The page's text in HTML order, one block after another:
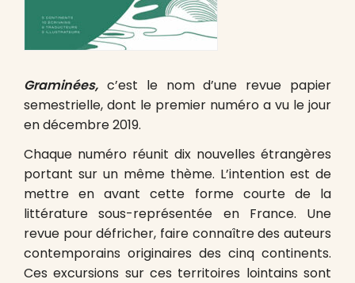
Graminées, c’est le nom d’une revue papier
semestrielle, dont le premier numéro a vu le jour
en décembre 2019.
Chaque numéro réunit dix nouvelles étrangères
portant sur un même thème. L’intention est de
mettre en avant cette forme courte de la
littérature sous-représentée en France. Une
revue pour défricher, faire connaître des auteurs
contemporains originaires des cinq continents.
Ces excursions sur ces territoires lointains sont